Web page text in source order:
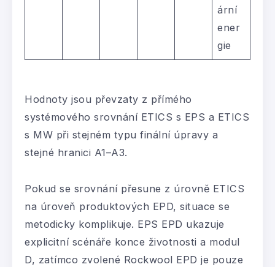
ární
ener
gie
Hodnoty jsou převzaty z přímého
systémového srovnání ETICS s EPS a ETICS
s MW při stejném typu finální úpravy a
stejné hranici A1–A3.
Pokud se srovnání přesune z úrovně ETICS
na úroveň produktových EPD, situace se
metodicky komplikuje. EPS EPD ukazuje
explicitní scénáře konce životnosti a modul
D, zatímco zvolené Rockwool EPD je pouze